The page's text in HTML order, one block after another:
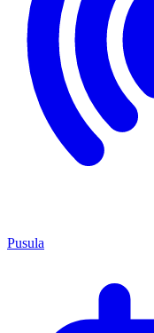
Pusula